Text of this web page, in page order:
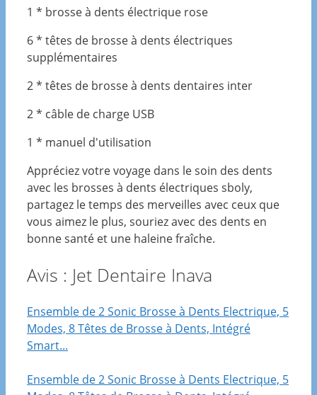
1 * brosse à dents électrique rose
6 * têtes de brosse à dents électriques
supplémentaires
2 * têtes de brosse à dents dentaires inter
2 * câble de charge USB
1 * manuel d'utilisation
Appréciez votre voyage dans le soin des dents
avec les brosses à dents électriques sboly,
partagez le temps des merveilles avec ceux que
vous aimez le plus, souriez avec des dents en
bonne santé et une haleine fraîche.
Avis : Jet Dentaire Inava
Ensemble de 2 Sonic Brosse à Dents Electrique, 5
Modes, 8 Têtes de Brosse à Dents, Intégré
Smart...
Ensemble de 2 Sonic Brosse à Dents Electrique, 5